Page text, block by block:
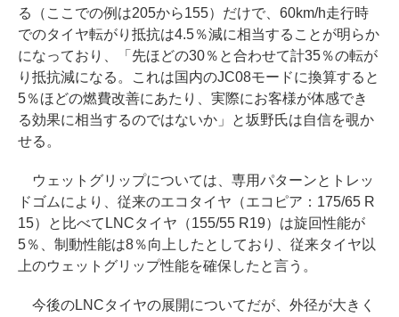
る（ここでの例は205から155）だけで、60km/h走行時
でのタイヤ転がり抵抗は4.5％減に相当することが明らか
になっており、「先ほどの30％と合わせて計35％の転が
り抵抗減になる。これは国内のJC08モードに換算すると
5％ほどの燃費改善にあたり、実際にお客様が体感でき
る効果に相当するのではないか」と坂野氏は自信を覗か
せる。
ウェットグリップについては、専用パターンとトレッ
ドゴムにより、従来のエコタイヤ（エコピア：175/65 R
15）と比べてLNCタイヤ（155/55 R19）は旋回性能が
5％、制動性能は8％向上したとしており、従来タイヤ以
上のウェットグリップ性能を確保したと言う。
今後のLNCタイヤの展開についてだが、外径が大きく